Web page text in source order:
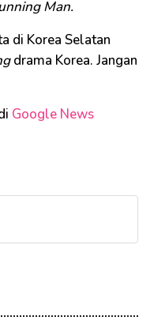
Man.
di Korea Selatan
drama Korea. Jangan
Google News